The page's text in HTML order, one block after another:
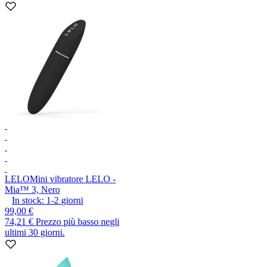
LELOMini vibratore LELO -
Mia™ 3, Nero
In stock: 1-2 giorni
99,00 €
74,21 € Prezzo più basso negli
ultimi 30 giorni.